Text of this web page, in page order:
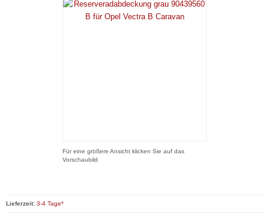
Für eine größere Ansicht klicken Sie auf das
Vorschaubild
Lieferzeit: 3-4 Tage*